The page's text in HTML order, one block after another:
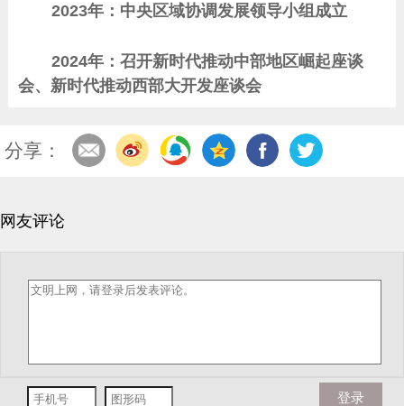
2023年：中央区域协调发展领导小组成立
2024年：召开新时代推动中部地区崛起座谈
会、新时代推动西部大开发座谈会
分享：
网友评论
登录